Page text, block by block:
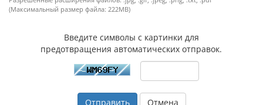
(Максимальный размер файла: 222MB)
Введите символы с картинки для
предотвращения автоматических отправок.
Отмена